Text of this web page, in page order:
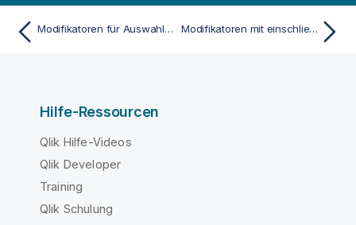
Modifikatoren für Auswahlformeln Modifikatoren mit einschließenden Operatoren
Hilfe-Ressourcen
Qlik Hilfe-Videos
Qlik Developer
Training
Qlik Schulung